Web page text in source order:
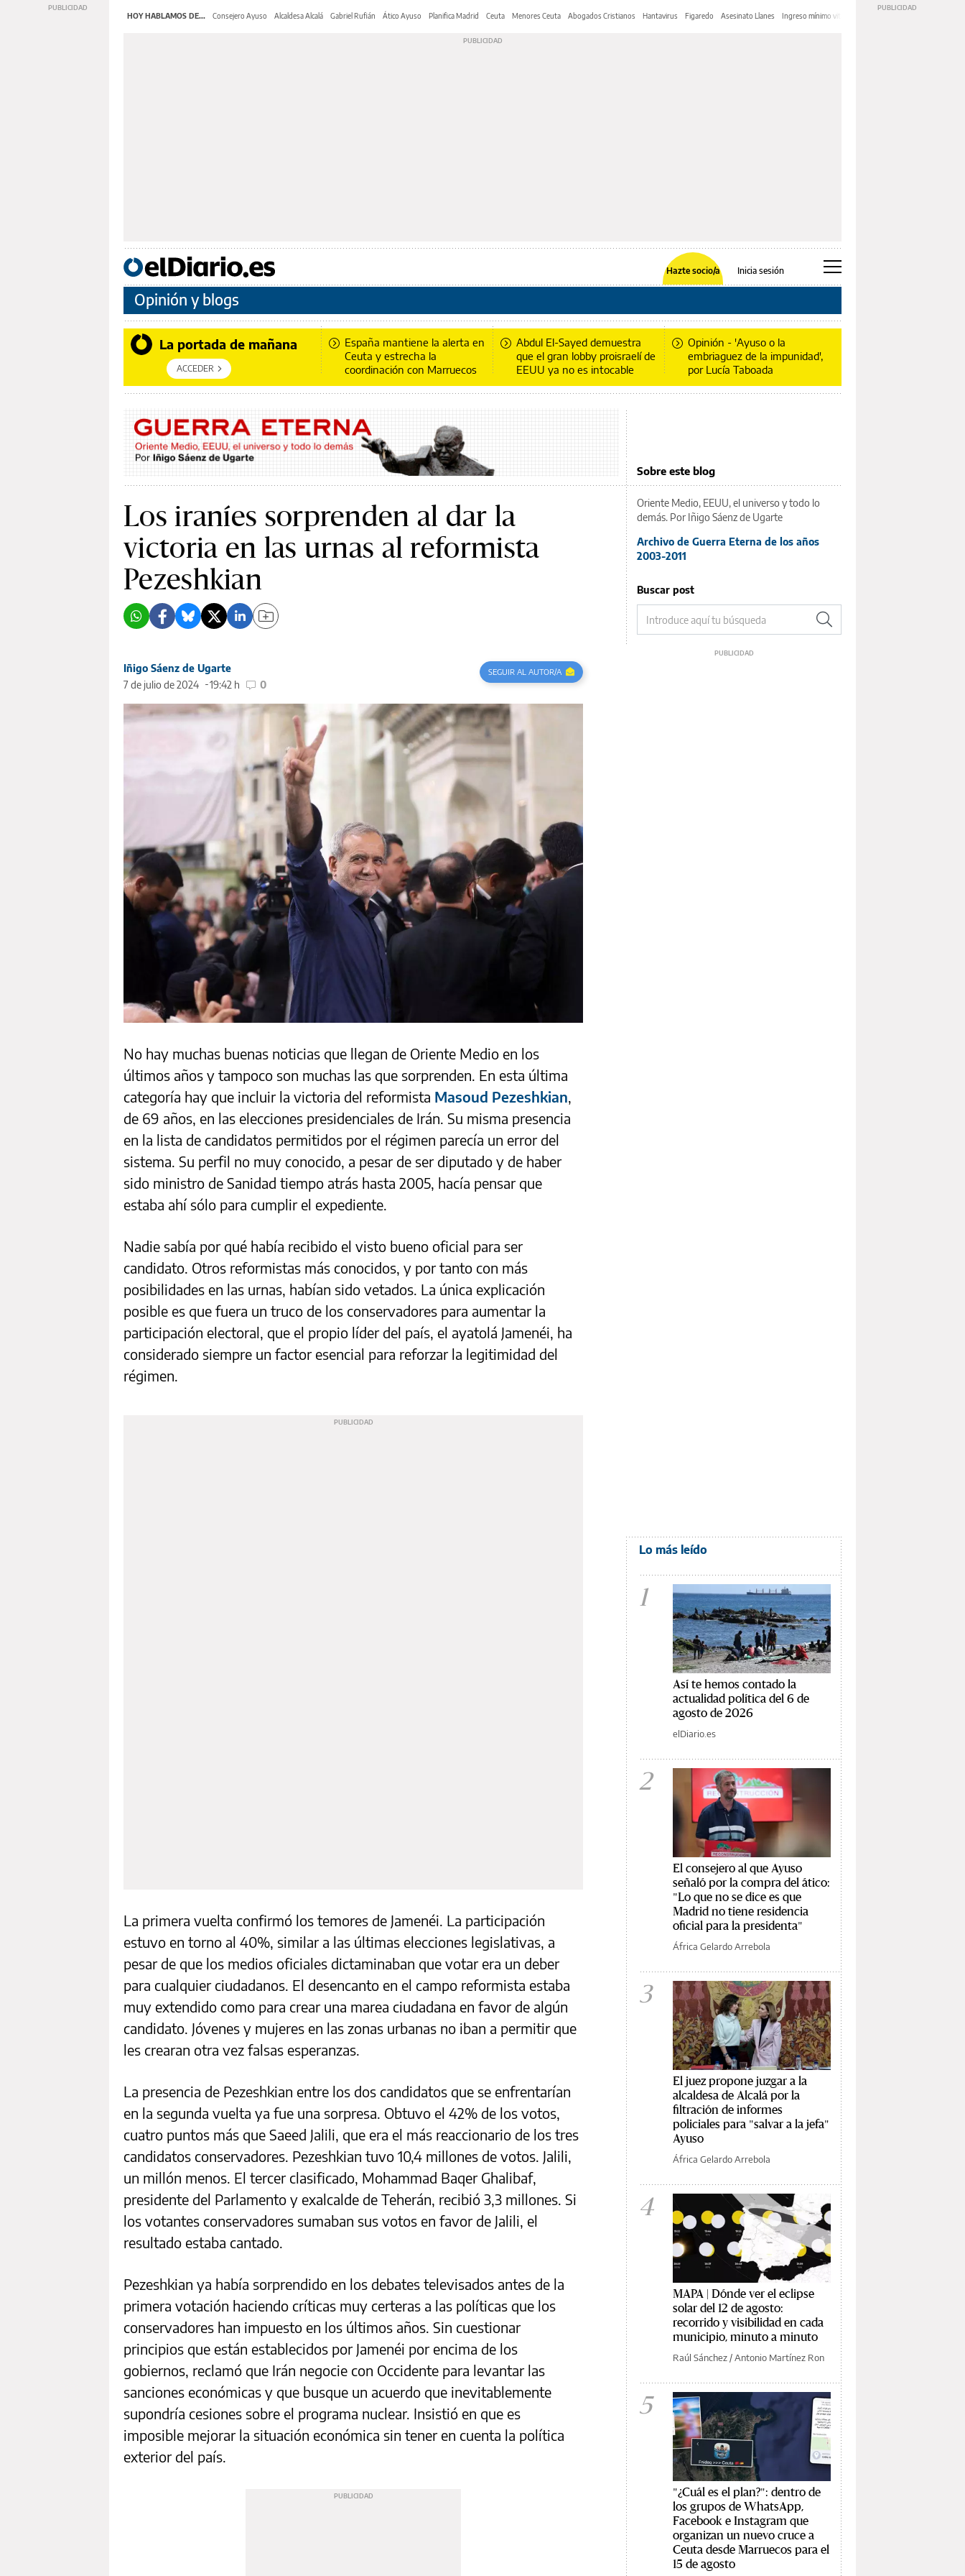
HOY HABLAMOS DE... Consejero Ayuso Alcaldesa Alcalá Gabriel Rufián Ático Ayuso Planifica Madrid Ceuta Menores Ceuta Abogados Cristianos Hantavirus Figaredo Asesinato Llanes Ingreso mínimo vital
Hazte socio/a Inicia sesión
Opinión y blogs
La portada de mañana
ACCEDER
España mantiene la alerta en
Ceuta y estrecha la
coordinación con Marruecos
Abdul El-Sayed demuestra
que el gran lobby proisraelí de
EEUU ya no es intocable
Opinión - 'Ayuso o la
embriaguez de la impunidad',
por Lucía Taboada
Los iraníes sorprenden al dar la
victoria en las urnas al reformista
Pezeshkian
Iñigo Sáenz de Ugarte
7 de julio de 2024
19:42 h 0
SEGUIR AL AUTOR/A
No hay muchas buenas noticias que llegan de Oriente Medio en los
últimos años y tampoco son muchas las que sorprenden. En esta última
categoría hay que incluir la victoria del reformista Masoud Pezeshkian,
de 69 años, en las elecciones presidenciales de Irán. Su misma presencia
en la lista de candidatos permitidos por el régimen parecía un error del
sistema. Su perfil no muy conocido, a pesar de ser diputado y de haber
sido ministro de Sanidad tiempo atrás hasta 2005, hacía pensar que
estaba ahí sólo para cumplir el expediente.
Nadie sabía por qué había recibido el visto bueno oficial para ser
candidato. Otros reformistas más conocidos, y por tanto con más
posibilidades en las urnas, habían sido vetados. La única explicación
posible es que fuera un truco de los conservadores para aumentar la
participación electoral, que el propio líder del país, el ayatolá Jamenéi, ha
considerado siempre un factor esencial para reforzar la legitimidad del
régimen.
La primera vuelta confirmó los temores de Jamenéi. La participación
estuvo en torno al 40%, similar a las últimas elecciones legislativas, a
pesar de que los medios oficiales dictaminaban que votar era un deber
para cualquier ciudadanos. El desencanto en el campo reformista estaba
muy extendido como para crear una marea ciudadana en favor de algún
candidato. Jóvenes y mujeres en las zonas urbanas no iban a permitir que
les crearan otra vez falsas esperanzas.
La presencia de Pezeshkian entre los dos candidatos que se enfrentarían
en la segunda vuelta ya fue una sorpresa. Obtuvo el 42% de los votos,
cuatro puntos más que Saeed Jalili, que era el más reaccionario de los tres
candidatos conservadores. Pezeshkian tuvo 10,4 millones de votos. Jalili,
un millón menos. El tercer clasificado, Mohammad Baqer Ghalibaf,
presidente del Parlamento y exalcalde de Teherán, recibió 3,3 millones. Si
los votantes conservadores sumaban sus votos en favor de Jalili, el
resultado estaba cantado.
Pezeshkian ya había sorprendido en los debates televisados antes de la
primera votación haciendo críticas muy certeras a las políticas que los
conservadores han impuesto en los últimos años. Sin cuestionar
principios que están establecidos por Jamenéi por encima de los
gobiernos, reclamó que Irán negocie con Occidente para levantar las
sanciones económicas y que busque un acuerdo que inevitablemente
supondría cesiones sobre el programa nuclear. Insistió en que es
imposible mejorar la situación económica sin tener en cuenta la política
exterior del país.
Sobre este blog
Oriente Medio, EEUU, el universo y todo lo
demás. Por Iñigo Sáenz de Ugarte
Archivo de Guerra Eterna de los años
2003-2011
Buscar post
Lo más leído
1
Así te hemos contado la
actualidad política del 6 de
agosto de 2026
elDiario.es
2
El consejero al que Ayuso
señaló por la compra del ático:
"Lo que no se dice es que
Madrid no tiene residencia
oficial para la presidenta"
África Gelardo Arrebola
3
El juez propone juzgar a la
alcaldesa de Alcalá por la
filtración de informes
policiales para "salvar a la jefa"
Ayuso
África Gelardo Arrebola
4
MAPA | Dónde ver el eclipse
solar del 12 de agosto:
recorrido y visibilidad en cada
municipio, minuto a minuto
Raúl Sánchez/Antonio Martínez Ron
5
"¿Cuál es el plan?": dentro de
los grupos de WhatsApp,
Facebook e Instagram que
organizan un nuevo cruce a
Ceuta desde Marruecos para el
15 de agosto